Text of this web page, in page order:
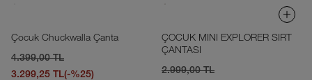
Çocuk Chuckwalla Çanta
4.399,00 TL
3.299,25 TL(-%25)
ÇOCUK MINI EXPLORER SIRT
ÇANTASI
2.999,00 TL